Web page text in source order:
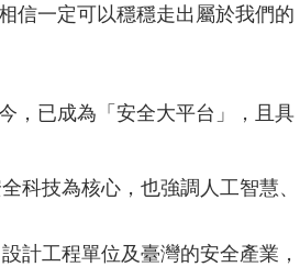
信一定可以穩穩走出屬於我們的
，已成為「安全大平台」，且具
科技為核心，也強調人工智慧、
計工程單位及臺灣的安全產業，